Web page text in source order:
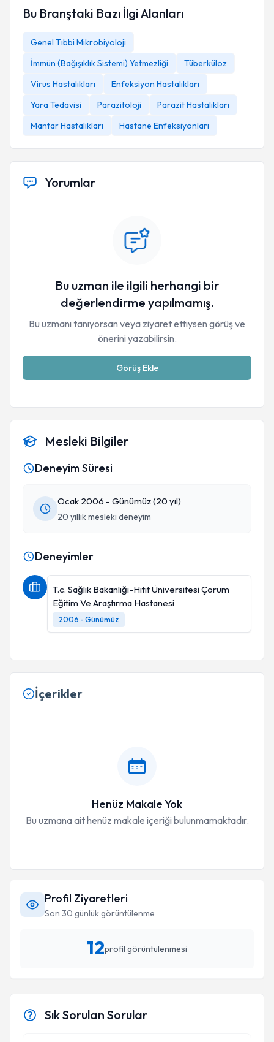
Bu Branştaki Bazı İlgi Alanları
Genel Tıbbi Mikrobiyoloji
İmmün (Bağışıklık Sistemi) Yetmezliği
Tüberküloz
Virus Hastalıkları
Enfeksiyon Hastalıkları
Yara Tedavisi
Parazitoloji
Parazit Hastalıkları
Mantar Hastalıkları
Hastane Enfeksiyonları
Yorumlar
Bu uzman ile ilgili herhangi bir
değerlendirme yapılmamış.
Bu uzmanı tanıyorsan veya ziyaret ettiysen görüş ve
önerini yazabilirsin.
Görüş Ekle
Mesleki Bilgiler
Deneyim Süresi
Ocak 2006 - Günümüz (20 yıl)
20 yıllık mesleki deneyim
Deneyimler
T.c. Sağlık Bakanlığı-Hitit Üniversitesi Çorum
Eğitim Ve Araştırma Hastanesi
2006 - Günümüz
İçerikler
Henüz Makale Yok
Bu uzmana ait henüz makale içeriği bulunmamaktadır.
Profil Ziyaretleri
Son 30 günlük görüntülenme
12profil görüntülenmesi
Sık Sorulan Sorular